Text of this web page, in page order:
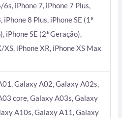
6s, iPhone 7, iPhone 7 Plus,
iPhone 8 Plus, iPhone SE (1ª
iPhone SE (2ª Geração),
XS, iPhone XR, iPhone XS Max
Galaxy A02, Galaxy A02s,
core, Galaxy A03s, Galaxy
A10s, Galaxy A11, Galaxy